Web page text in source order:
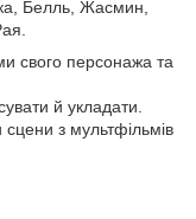
Белль, Жасмин,
свого персонажа та
й укладати.
з мультфільмів